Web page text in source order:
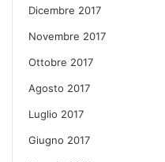
Dicembre 2017
Novembre 2017
Ottobre 2017
Agosto 2017
Luglio 2017
Giugno 2017